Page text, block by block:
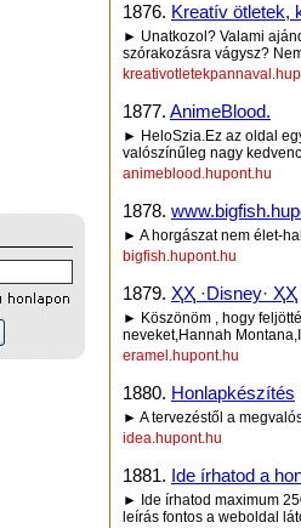
1876. Kreatív ötletek,
► Unatkozol? Valami
szórakozásra vágysz?
1877. AnimeBlood.
► HeloSzia.Ez az oldal
valószínűleg nagy
animeblood.hupont.hu
1878.
► A horgászat nem élet-
bigfish.hupont.hu
1879. ҲҲ ·Disney· ҲҲ
► Köszönöm , hogy
neveket,Hannah
eramel.hupont.hu
1880. Honlapkészítés
► A tervezéstől a
idea.hupont.hu
1881. Ide írhatod a
► Ide írhatod maximum
leírás fontos a weboldal